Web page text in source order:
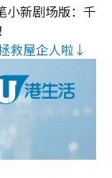
小新剧场版：千
救屋企人啦↓